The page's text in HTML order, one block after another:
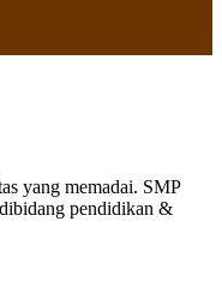
yang memadai. SMP
pendidikan &